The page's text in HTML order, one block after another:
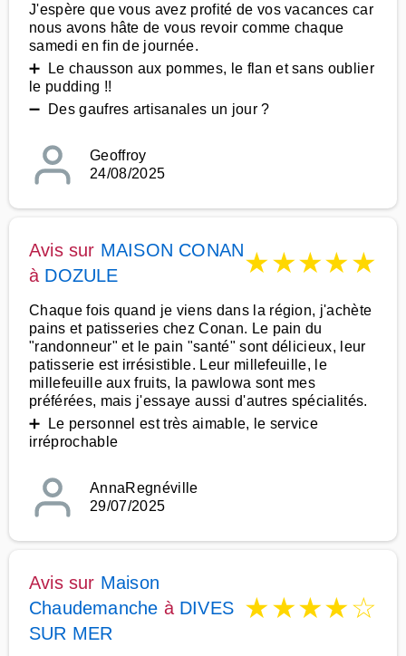
J'espère que vous avez profité de vos vacances car
nous avons hâte de vous revoir comme chaque
samedi en fin de journée.
➕ Le chausson aux pommes, le flan et sans oublier
le pudding !!
➖ Des gaufres artisanales un jour ?
Geoffroy
24/08/2025
Avis sur MAISON CONAN
à DOZULE ★★★★★
Chaque fois quand je viens dans la région, j'achète
pains et patisseries chez Conan. Le pain du
"randonneur" et le pain "santé" sont délicieux, leur
patisserie est irrésistible. Leur millefeuille, le
millefeuille aux fruits, la pawlowa sont mes
préférées, mais j'essaye aussi d'autres spécialités.
➕ Le personnel est très aimable, le service
irréprochable
AnnaRegnéville
29/07/2025
Avis sur Maison
Chaudemanche à DIVES
SUR MER
★★★★☆